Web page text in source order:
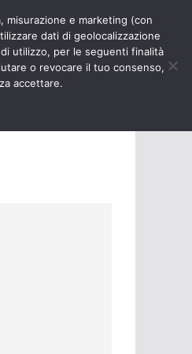
e marketing (con
dati di geolocalizzazione
utilizzo, per le seguenti finalità
o revocare il tuo consenso,
accettare.